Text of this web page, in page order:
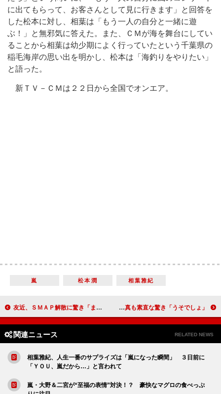
に出てもらって、お客さんとして見に行きます」と回答を
した松本に対し、相葉は「もう一人の自分と一緒に遊
ぶ！」と無邪気に答えた。また、ＣＭが海を舞台にしてい
ることから相葉は幼少期によく行っていたという千葉県の
稲毛海岸の思い出を明かし、松本は「海釣りをやりたい」
と語った。
新ＴＶ－ＣＭは２２日から全国でオンエア。
嵐 松本潤 相葉雅紀
友近、ＳＭＡＰ解散に驚き「まさか本当になるとは」 しずちゃんは南キャン解散に前向き？ 土屋太鳳、驚異の肺活量５０００ｃｃ超え 竹内涼真も素直な驚き「うそでしょ」
関連ニュース RELATED NEWS
相葉雅紀、人生一番のサプライズは「嵐になった瞬間」 ３日前に
「ＹＯＵ、嵐だから…」と言われて
嵐・大野＆二宮が“至福の表情”対決！？ 豪快なマグロの食べっぷ